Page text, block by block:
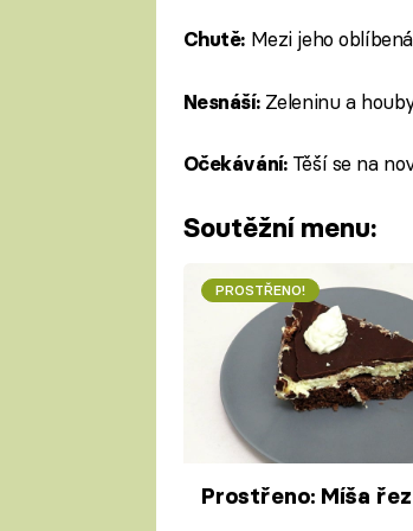
Chutě: Mezi jeho
Nesnáší: Zeleninu a
Očekávání:Těší se na
Soutěžní menu:
PROSTŘENO!
Prostřeno: Míša řez